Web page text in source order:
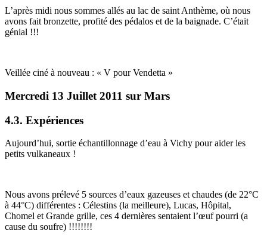
L’après midi nous sommes allés au lac de saint Anthème, où nous
avons fait bronzette, profité des pédalos et de la baignade. C’était
génial !!!
Veillée ciné à nouveau : « V pour Vendetta »
Mercredi 13 Juillet 2011 sur Mars
4.3. Expériences
Aujourd’hui, sortie échantillonnage d’eau à Vichy pour aider les
petits vulkaneaux !
Nous avons prélevé 5 sources d’eaux gazeuses et chaudes (de 22°C
à 44°C) différentes : Célestins (la meilleure), Lucas, Hôpital,
Chomel et Grande grille, ces 4 dernières sentaient l’œuf pourri (a
cause du soufre) !!!!!!!!